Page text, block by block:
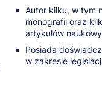
Autor kilku, w tym
monografii oraz
artykułów
Posiada
w zakresie